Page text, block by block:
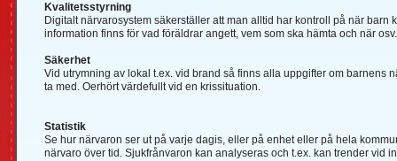
Kvalitetsstyrning
Digitalt närvarosystem säkerställer att man alltid har kontroll på när barn
information finns för vad föräldrar angett, vem som ska hämta och när osv.
Säkerhet
Vid utrymning av lokal t.ex. vid brand så finns alla uppgifter om barnens
ta med. Oerhört värdefullt vid en krissituation.
Statistik
Se hur närvaron ser ut på varje dagis, eller på enhet eller på hela
närvaro över tid. Sjukfrånvaron kan analyseras och t.ex. kan trender vid